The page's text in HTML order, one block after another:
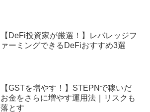
【DeFi投資家が厳選！】レバレッジフ
ァーミングできるDeFiおすすめ3選
【GSTを増やす！】STEPNで稼いだ
お金をさらに増やす運用法｜リスクも
落とす